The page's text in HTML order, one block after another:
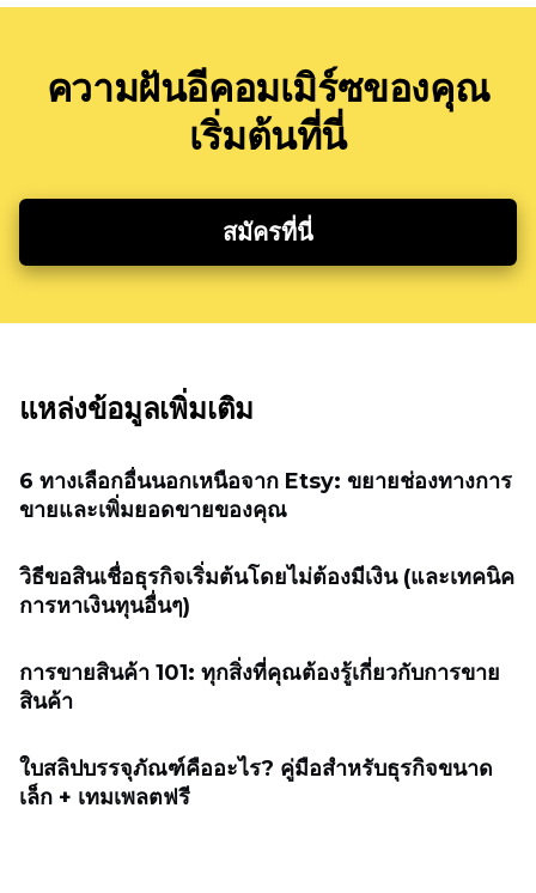
ความฝันอีคอมเมิร์ซของคุณ
เริ่มต้นที่นี่
สมัครที่นี่
แหล่งข้อมูลเพิ่มเติม
6 ทางเลือกอื่นนอกเหนือจาก Etsy: ขยายช่องทางการ
ขายและเพิ่มยอดขายของคุณ
วิธีขอสินเชื่อธุรกิจเริ่มต้นโดยไม่ต้องมีเงิน (และเทคนิค
การหาเงินทุนอื่นๆ)
การขายสินค้า 101: ทุกสิ่งที่คุณต้องรู้เกี่ยวกับการขาย
สินค้า
ใบสลิปบรรจุภัณฑ์คืออะไร? คู่มือสำหรับธุรกิจขนาด
เล็ก + เทมเพลตฟรี